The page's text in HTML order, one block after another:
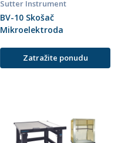
Sutter Instrument
BV-10 Skošač
Mikroelektroda
Zatražite ponudu